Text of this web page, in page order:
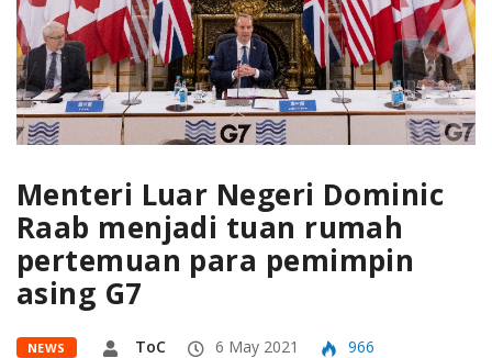
Menteri Luar Negeri Dominic
Raab menjadi tuan rumah
pertemuan para pemimpin
asing G7
NEWS ToC 6 May 2021
966